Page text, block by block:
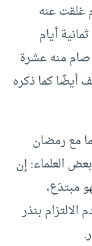
غلقت عنه
أيام
صام منه عشرة
أيضًا كما ذكره
مع رمضان
العلماء: إن
مبتدَع،
بنذر